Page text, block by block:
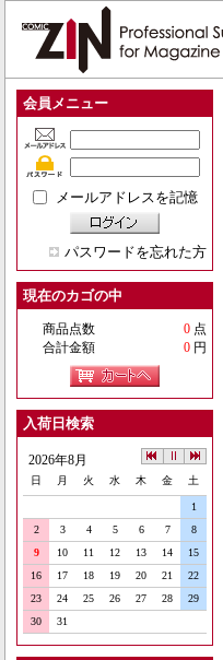
会員メニュー
メールアドレスを記憶
パスワードを忘れた方
現在のカゴの中
商品点数 0 点
合計金額
0 円
入荷日検索
2026年8月
日 月 火 水 木 金 土
1
2
3 4 5 6 7
8
9
10 11 12 13 14
15
16
17 18 19 20 21
22
23
24 25 26 27 28
29
30
31